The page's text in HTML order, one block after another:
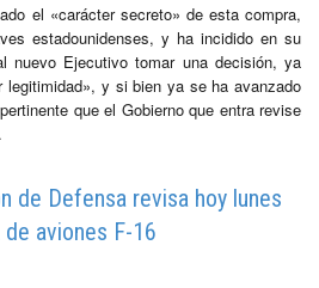
el «carácter secreto» de esta compra,
estadounidenses, y ha incidido en su
nuevo Ejecutivo tomar una decisión, ya
legitimidad», y si bien ya se ha avanzado
que el Gobierno que entra revise
de Defensa revisa hoy lunes
aviones F-16